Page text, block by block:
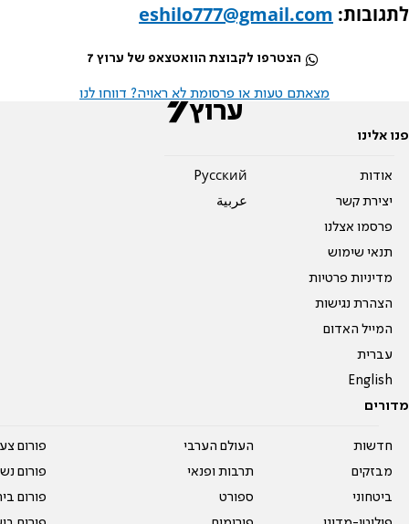
לתגובות: eshilo777@gmail.com
הצטרפו לקבוצת הוואטצאפ של ערוץ 7
מצאתם טעות או פרסומת לא ראויה? דווחו לנו
פנו אלינו
אודות
יצירת קשר
פרסמו אצלנו
תנאי שימוש
מדיניות פרטיות
הצהרת נגישות
המייל האדום
עברית
English
Pусский
عربية
מדורים
חדשות
מבזקים
ביטחוני
העולם הערבי
תרבות ופנאי
ספורט
פורום
פורום
פורום